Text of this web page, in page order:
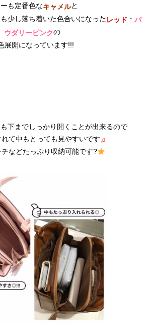
も定番色なキャメルと
少し落ち着いた色合いになったレッド ・ パ
ウダリーピンクの
展開になっています!!!
下までしっかり開くことが出来るので
て中もとっても見やすいです♫
などたっぷり収納可能です?